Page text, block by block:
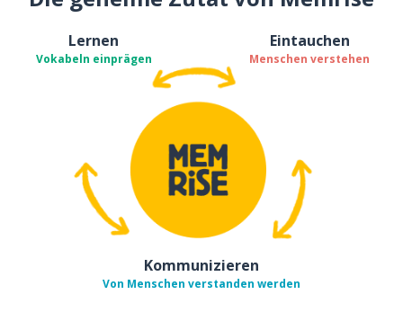
Lernen
Vokabeln einprägen
Eintauchen
Menschen verstehen
Kommunizieren
Von Menschen verstanden werden